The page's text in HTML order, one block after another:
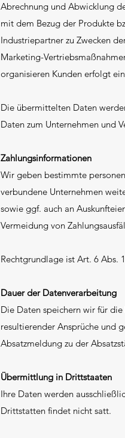
Abrechnung und Abwicklung
mit dem Bezug der Produkte
Industriepartner zu Zwecken
Marketing-
organisieren Kunden erfolgt
Die übermittelten Daten
Daten zum Unternehmen und
Zahlungsinformationen
Wir geben bestimmte
verbundene Unternehmen
sowie ggf. auch an
Vermeidung von
Rechtgrundlage ist Art. 6 Abs.
Dauer der Datenverarbeitung
Die Daten speichern wir für
resultierender Ansprüche und
Absatzmeldung zu der
Übermittlung in Drittstaaten
Ihre Daten werden
Drittstatten findet nicht satt.